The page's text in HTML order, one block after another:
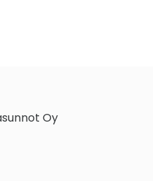
Oy